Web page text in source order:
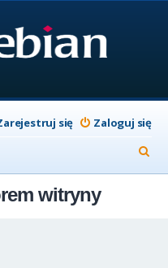
Zaloguj się
się
z
witryny